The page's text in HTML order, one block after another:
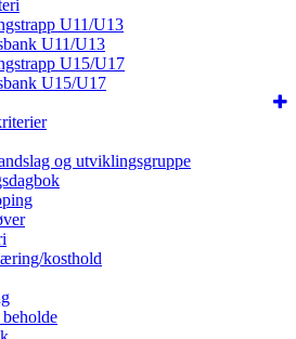
U11/U13
U11/U13
U15/U17
U15/U17
og utviklingsgruppe
kosthold